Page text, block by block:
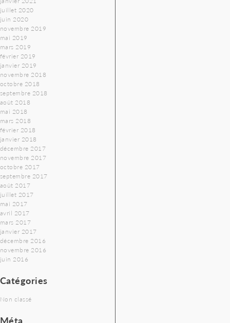
juillet 2020
juin 2020
novembre 2019
mai 2019
mars 2019
février 2019
janvier 2019
novembre 2018
octobre 2018
septembre 2018
août 2018
mai 2018
mars 2018
février 2018
janvier 2018
décembre 2017
novembre 2017
octobre 2017
septembre 2017
août 2017
juillet 2017
mai 2017
avril 2017
mars 2017
janvier 2017
décembre 2016
novembre 2016
juin 2016
Catégories
Non classé
Méta